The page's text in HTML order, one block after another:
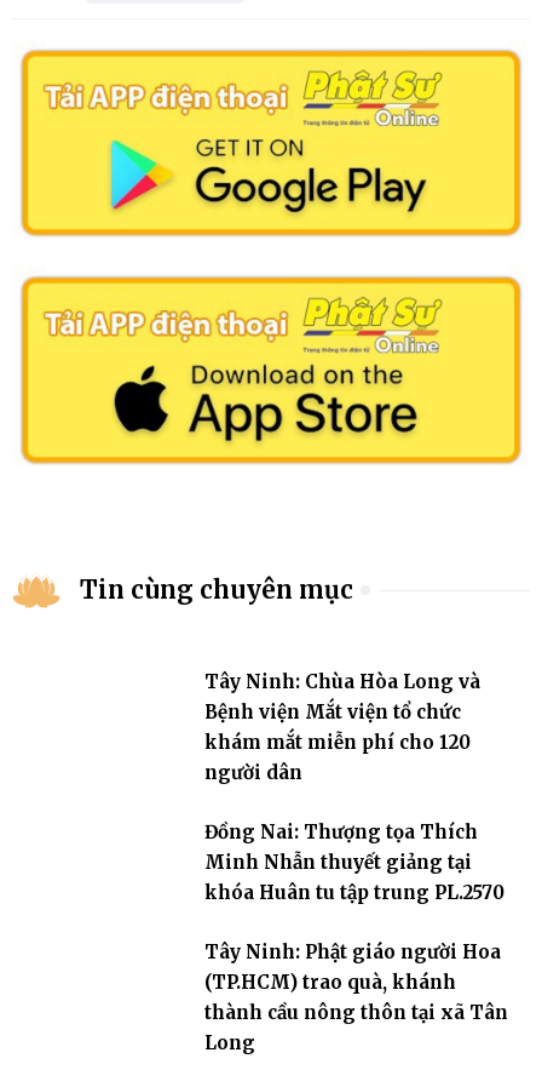
Tin cùng chuyên mục
Tây Ninh: Chùa Hòa Long và
Bệnh viện Mắt viện tổ chức
khám mắt miễn phí cho 120
người dân
Đồng Nai: Thượng tọa Thích
Minh Nhẫn thuyết giảng tại
khóa Huân tu tập trung PL.2570
Tây Ninh: Phật giáo người Hoa
(TP.HCM) trao quà, khánh
thành cầu nông thôn tại xã Tân
Long